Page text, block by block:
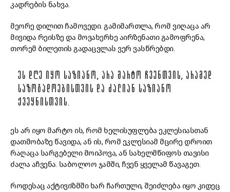
კადრების ნახვა.
მეორე დილით ჩამოვედი. გამიმართლა, რომ ვიღაცა არ
მივიდა რეისზე და მოვახერხე აირზენათი გამოფრენა,
თორემ ბილეთის გადაცვლას ვერ ვასწრებდი.
ᲔᲡ ᲓᲦᲔ ᲘᲧᲝ ᲡᲐᲖᲘᲐᲜᲝ, ᲐᲠᲐ ᲛᲐᲠᲢᲝ ᲩᲕᲔᲜᲗᲕᲘᲡ, ᲐᲠᲐᲛᲔᲓ
ᲡᲐᲖᲝᲒᲐᲓᲝᲔᲑᲘᲡᲗᲕᲘᲡ ᲓᲐ ᲫᲐᲚᲘᲐᲜ ᲡᲐᲖᲘᲐᲜᲝ
ᲥᲕᲔᲧᲜᲘᲡᲗᲕᲘᲡ.
ეს არ იყო მარტო ის, რომ ხელისუფლება ეკლესიასთან
დათმობაზე წავიდა, ან ის, რომ ეკლესიამ მცირე დროით
რაღაცა სარგებელი მოიპოვა, ან სახელმწიფოს თავისი
ძალა აჩვენა. საბოლოო ჯამში, ჩვენ ყველამ წავაგეთ.
როდესაც აქტივიზმში ხარ ჩართული, შეიძლება იყო კიდეც